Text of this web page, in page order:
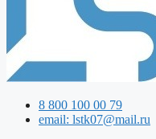
8 800 100 00 79
email: lstk07@mail.ru